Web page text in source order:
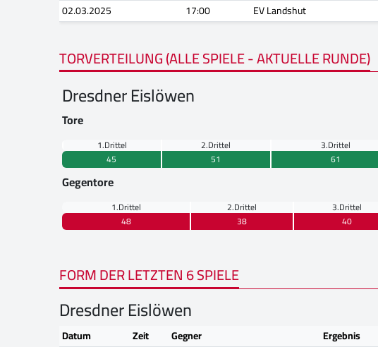
02.03.2025
17:00 EV Landshut
TORVERTEILUNG (ALLE SPIELE - AKTUELLE RUNDE)
Dresdner Eislöwen
Tore
1.Drittel 2.Drittel 3.Drittel
45
51 61
Gegentore
1.Drittel 2.Drittel 3.Drittel
48
38 40
FORM DER LETZTEN 6 SPIELE
Dresdner Eislöwen
Datum Zeit Gegner Ergebnis